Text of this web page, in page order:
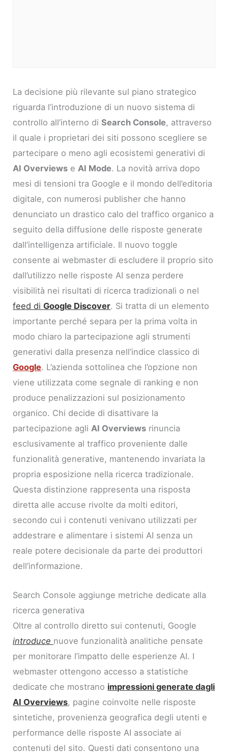
La decisione più rilevante sul piano strategico
riguarda l’introduzione di un nuovo sistema di
controllo all’interno diSearch Console, attraverso
il quale i proprietari dei siti possono scegliere se
partecipare o meno agli ecosistemi generativi di
AI Overviews eAI Mode. La novità arriva dopo
mesi di tensioni tra Google e il mondo dell’editoria
digitale, con numerosi publisher che hanno
denunciato un drastico calo del traffico organico a
seguito della diffusione delle risposte generate
dall’intelligenza artificiale. Il nuovo toggle
consente ai webmaster di escludere il proprio sito
dall’utilizzo nelle risposte AI senza perdere
visibilità nei risultati di ricerca tradizionali o nel
feed diGoogle Discover. Si tratta di un elemento
importante perché separa per la prima volta in
modo chiaro la partecipazione agli strumenti
generativi dalla presenza nell’indice classico di
Google. L’azienda sottolinea che l’opzione non
viene utilizzata come segnale di ranking e non
produce penalizzazioni sul posizionamento
organico. Chi decide di disattivare la
partecipazione agliAI Overviews rinuncia
esclusivamente al traffico proveniente dalle
funzionalità generative, mantenendo invariata la
propria esposizione nella ricerca tradizionale.
Questa distinzione rappresenta una risposta
diretta alle accuse rivolte da molti editori,
secondo cui i contenuti venivano utilizzati per
addestrare e alimentare i sistemi AI senza un
reale potere decisionale da parte dei produttori
dell’informazione.
Search Console aggiunge metriche dedicate alla
ricerca generativa
Oltre al controllo diretto sui contenuti, Google
introduce nuove funzionalità analitiche pensate
per monitorare l’impatto delle esperienze AI. I
webmaster ottengono accesso a statistiche
dedicate che mostrano impressioni generate dagli
AI Overviews, pagine coinvolte nelle risposte
sintetiche, provenienza geografica degli utenti e
performance delle risposte AI associate ai
contenuti del sito. Questi dati consentono una